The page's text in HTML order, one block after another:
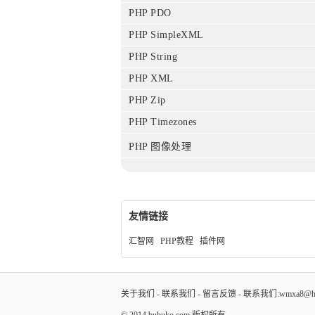
PHP PDO
PHP SimpleXML
PHP String
PHP XML
PHP Zip
PHP Timezones
PHP 图像处理
友情链接
汇智网 PHP教程 插件网
关于我们 - 联系我们 - 留言反馈 - 联系我们